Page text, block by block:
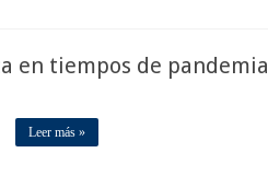
en tiempos de pandemia
Leer más »